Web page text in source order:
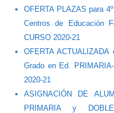
OFERTA PLAZAS para
Centros de Educación
CURSO 2020-21
OFERTA
Grado en Ed.
2020-21
ASIGNACIÓN DE
PRIMARIA y